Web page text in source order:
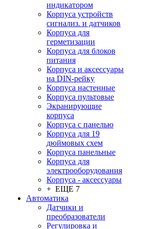
индикатором
Корпуса устройств
сигнализ. и датчиков
Корпуса для
герметизации
Корпуса для блоков
питания
Корпуса и аксессуары
на DIN-рейку
Корпуса настенные
Корпуса пультовые
Экранирующие
корпуса
Корпуса с панелью
Корпуса для 19
дюймовых схем
Корпуса панельные
Корпуса для
электрооборудования
Корпуса - аксессуары
+ ЕЩЕ 7
Автоматика
Датчики и
преобразователи
Регулировка и